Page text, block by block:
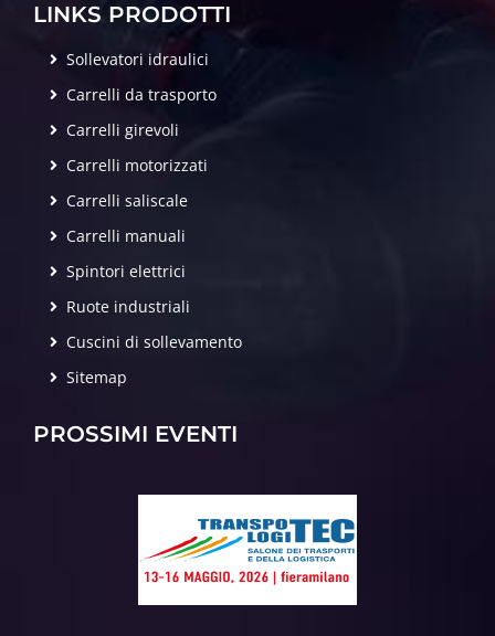
LINKS PRODOTTI
Sollevatori idraulici
Carrelli da trasporto
Carrelli girevoli
Carrelli motorizzati
Carrelli saliscale
Carrelli manuali
Spintori elettrici
Ruote industriali
Cuscini di sollevamento
Sitemap
PROSSIMI EVENTI